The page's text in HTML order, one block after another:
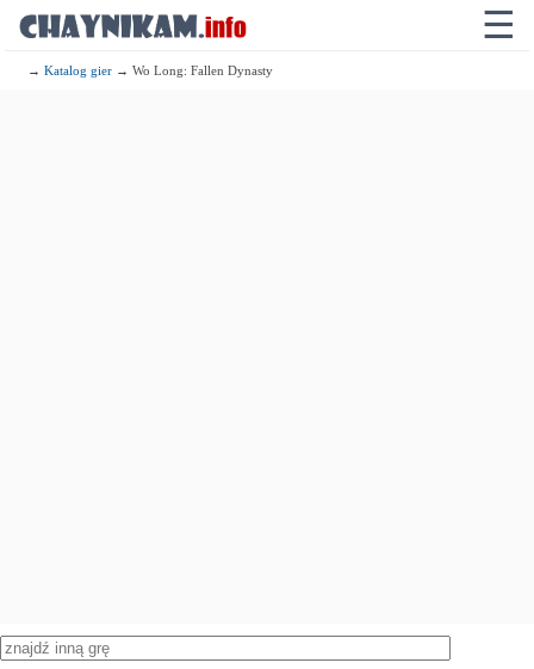
☰
→Katalog gier → Wo Long: Fallen Dynasty